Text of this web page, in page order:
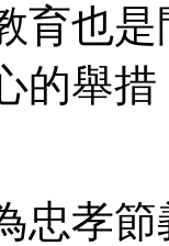
育也
的舉
孝節